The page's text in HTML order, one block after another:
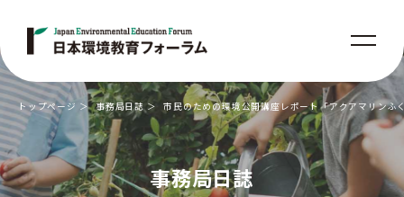
事務局日誌
トップページ 事務局日誌 市民のための環境公開講座レポート「アクアマリンふ